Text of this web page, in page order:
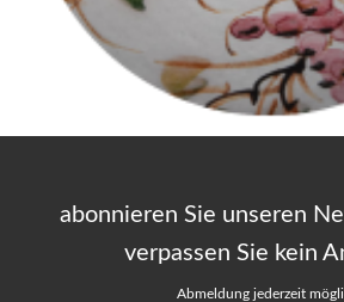
abonnieren Sie unseren
verpassen Sie kein
Abmeldung jederzeit